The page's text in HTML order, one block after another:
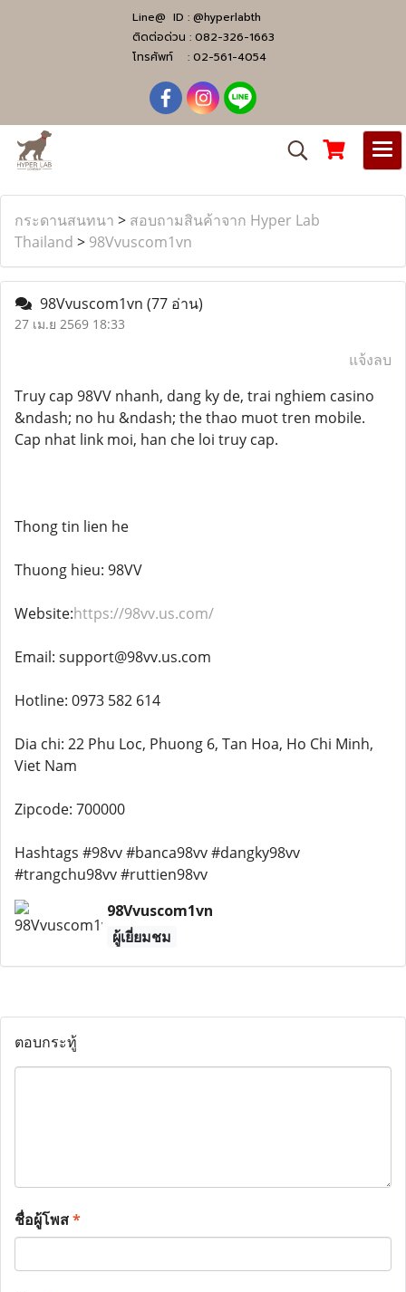
Line@ ID : @hyperlabth
ติดต่อด่วน : 082-326-1663
โทรศัพท์ : 02-561-4054
กระดานสนทนา > สอบถามสินค้าจาก Hyper Lab
Thailand > 98Vvuscom1vn
98Vvuscom1vn (77 อ่าน)
27 เม.ย 2569 18:33
แจ้งลบ
Truy cap 98VV nhanh, dang ky de, trai nghiem casino
&ndash; no hu &ndash; the thao muot tren mobile.
Cap nhat link moi, han che loi truy cap.
Thong tin lien he
Thuong hieu: 98VV
Website:https://98vv.us.com/
Email: support@98vv.us.com
Hotline: 0973 582 614
Dia chi: 22 Phu Loc, Phuong 6, Tan Hoa, Ho Chi Minh,
Viet Nam
Zipcode: 700000
Hashtags #98vv #banca98vv #dangky98vv
#trangchu98vv #ruttien98vv
98Vvuscom1vn
ผู้เยี่ยมชม
ตอบกระทู้
ชื่อผู้โพส*